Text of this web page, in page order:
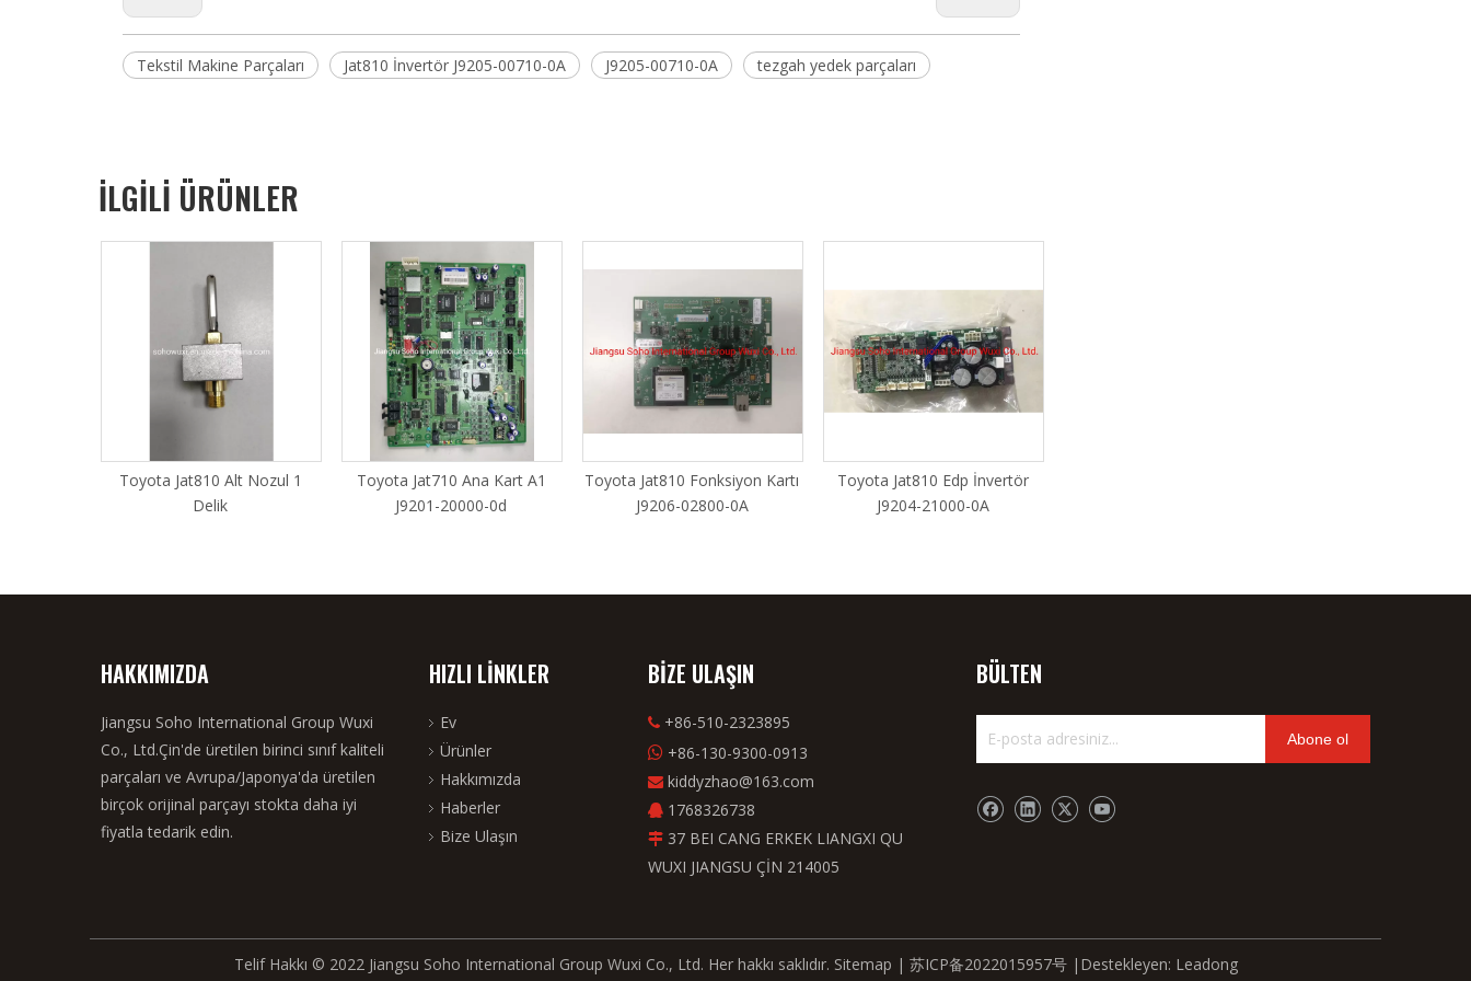
Tekstil Makine Parçaları Jat810 İnvertör J9205-00710-0A J9205-00710-0A tezgah yedek parçaları
İLGİLİ ÜRÜNLER
Toyota Jat810 Alt Nozul 1
Delik
Toyota Jat710 Ana Kart A1
J9201-20000-0d
Toyota Jat810 Fonksiyon Kartı
J9206-02800-0A
Toyota Jat810 Edp İnvertör
J9204-21000-0A
HAKKIMIZDA
Jiangsu Soho International Group Wuxi
Co., Ltd.Çin'de üretilen birinci sınıf kaliteli
parçaları ve Avrupa/Japonya'da üretilen
birçok orijinal parçayı stokta daha iyi
fiyatla tedarik edin.
HIZLI LİNKLER
Ev
Ürünler
Hakkımızda
Haberler
Bize Ulaşın
BİZE ULAŞIN
 +86-510-2323895
 +86-130-9300-0913
 kiddyzhao@163.com
 1768326738
 37 BEI CANG ERKEK LIANGXI QU
WUXI JIANGSU ÇİN 214005
BÜLTEN
Abone ol
Telif Hakkı © 2022 Jiangsu Soho International Group Wuxi Co., Ltd. Her hakkı saklıdır. Sitemap | 苏ICP备2022015957号|Destekleyen: Leadong